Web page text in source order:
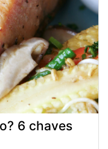
6 chaves